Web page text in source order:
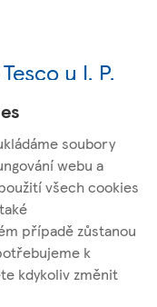
u I. P.
nákup
soubory
webu a
všech cookies
případě zůstanou
k
kdykoliv změnit